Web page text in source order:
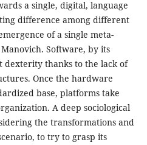
a single, digital, language
difference among different
of a single meta-
Software, by its
thanks to the lack of
Once the hardware
base, platforms take
A deep sociological
the transformations and
to try to grasp its